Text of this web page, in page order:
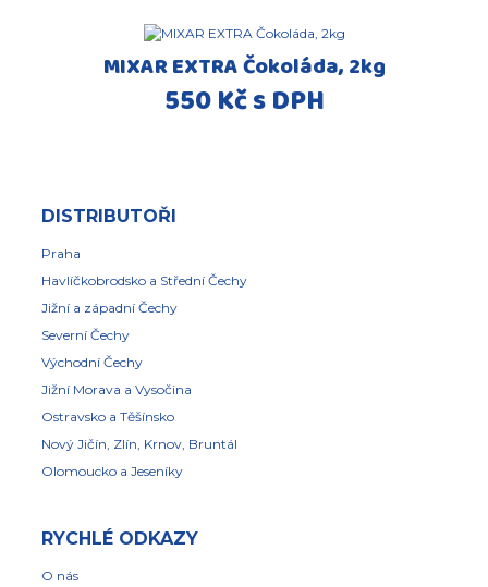
MIXAR EXTRA Čokoláda, 2kg
550 Kč s DPH
DISTRIBUTOŘI
Praha
Havlíčkobrodsko a Střední Čechy
Jižní a západní Čechy
Severní Čechy
Východní Čechy
Jižní Morava a Vysočina
Ostravsko a Těšínsko
Nový Jičín, Zlín, Krnov, Bruntál
Olomoucko a Jeseníky
RYCHLÉ ODKAZY
O nás